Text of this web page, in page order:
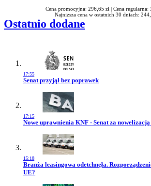
Cena promocyjna: 296,65 zł | Cena regularna:
Najniższa cena w ostatnich 30 dniach:
Ostatnio dodane
17:55
Przejdź do artykułu:
Senat przyjął bez poprawek
17:15
Przejdź do artykułu:
Nowe uprawnienia KNF - Senat za
15:18
Przejdź do artykułu:
Branża leasingowa odetchnęła.
UE?